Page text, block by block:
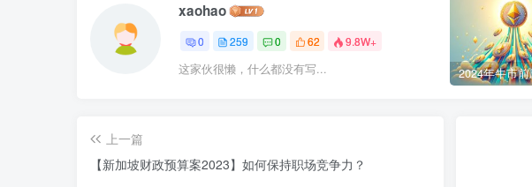
xaohao
0 259 0 62 9.8W+
这家伙很懒，什么都没有写...
上一篇
【新加坡财政预算案2023】如何保持职场竞争力？